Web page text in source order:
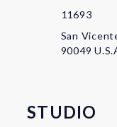
11693
San
90049
STUDIO